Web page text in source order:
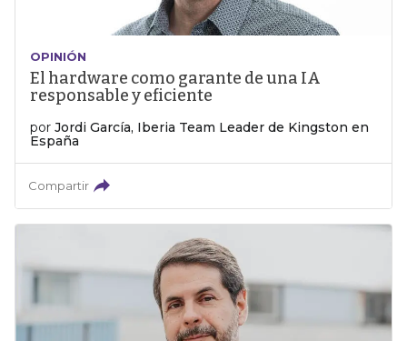
OPINIÓN
El hardware como garante de una IA
responsable y eficiente
por Jordi García, Iberia Team Leader de Kingston en
España
Compartir